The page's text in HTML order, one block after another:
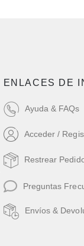
ENLACES DE
Ayuda & FAQs
Acceder /
Restrear
Preguntas
Envíos &